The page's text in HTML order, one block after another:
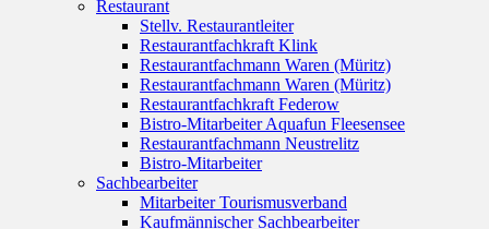
Restaurant
Stellv. Restaurantleiter
Restaurantfachkraft Klink
Restaurantfachmann Waren (Müritz)
Restaurantfachmann Waren (Müritz)
Restaurantfachkraft Federow
Bistro-Mitarbeiter Aquafun Fleesensee
Restaurantfachmann Neustrelitz
Bistro-Mitarbeiter
Sachbearbeiter
Mitarbeiter Tourismusverband
Kaufmännischer Sachbearbeiter